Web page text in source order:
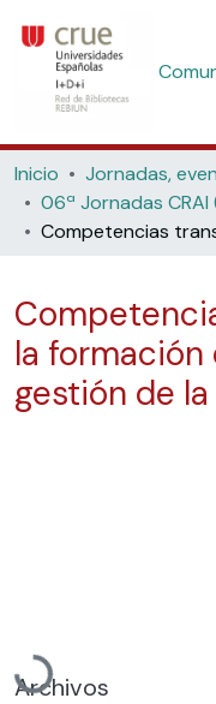
Inicio Jornadas,
la formación
gestión de
Cargando...
Archivos